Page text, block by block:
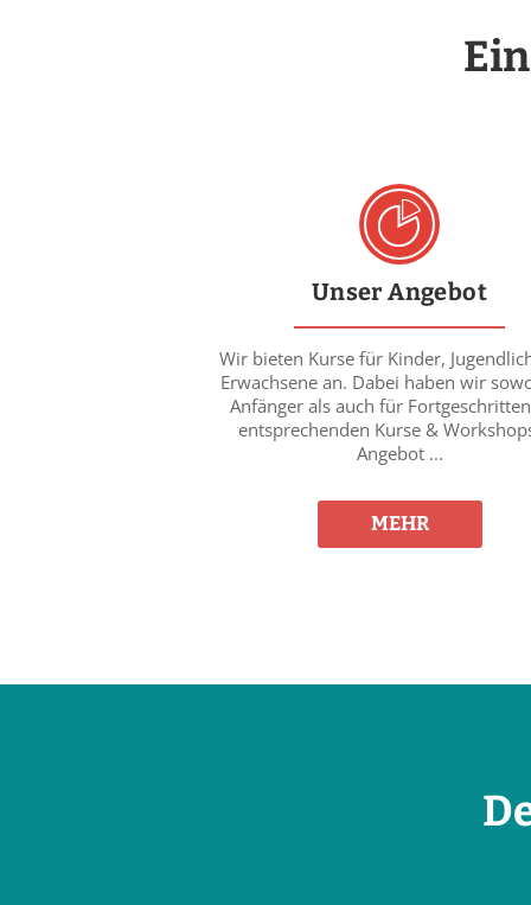
Unser Angebot
Wir bieten Kurse für Kinder,
Erwachsene an. Dabei haben wir
Anfänger als auch für
entsprechenden Kurse &
Angebot ...
MEHR